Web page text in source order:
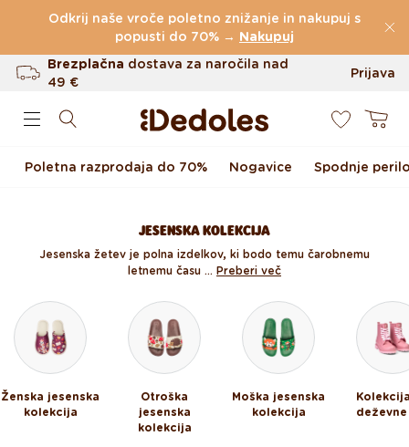
Preskoči na vsebino
Odkrij naše vroče poletno znižanje in nakupuj s
popusti do 70% → Nakupuj
(60.227 Ocen)
Brezplačna dostava za naročila nad
49 €
Do 100 dni za vračilo
Prijava
Košarica
Poletna razprodaja do 70% Nogavice Spodnje
JESENSKA KOLEKCIJA
Jesenska žetev je polna izdelkov, ki bodo temu čarobnemu
letnemu času ... Preberi več
Ženska jesenska
kolekcija
Otroška
jesenska
kolekcija
Moška jesenska
kolekcija